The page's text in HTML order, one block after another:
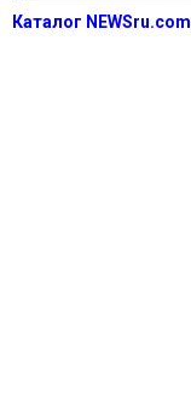
Каталог NEWSru.com